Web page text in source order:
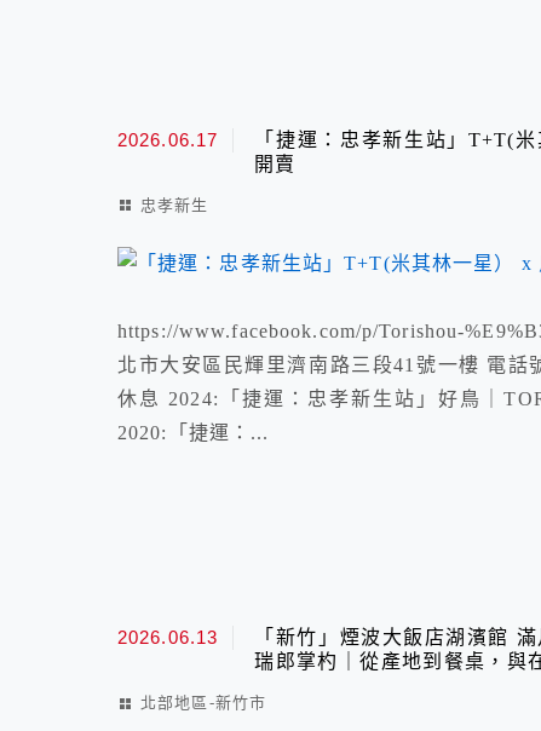
2026.06.17
「捷運：忠孝新生站」T+T(
開賣
忠孝新生
https://www.facebook.com/p/Torishou-
北市大安區民輝里濟南路三段41號一樓 電話
休息 2024:「捷運：忠孝新生站」好鳥｜
2020:「捷運：...
2026.06.13
「新竹」煙波大飯店湖濱館
瑞郎掌杓｜從產地到餐桌，與
北部地區-新竹市